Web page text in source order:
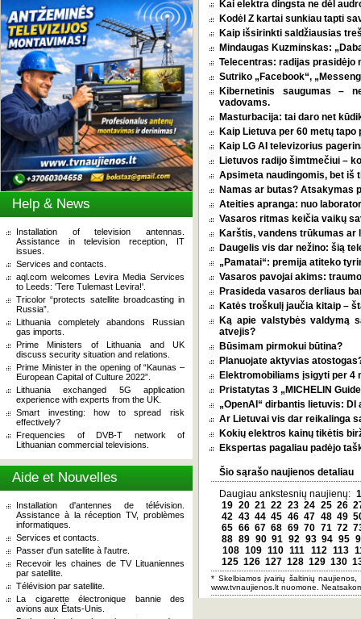
Help & News
Installation of television antennas.
Assistance in television reception, IT
issues.
Services and contacts.
aql.com welcomes Levira Media Services
to Leeds: 'Tere Tulemast Levira!'.
Tricolor “protects satellite broadcasting in
Russia”.
Lithuania completely abandons Russian
gas imports.
Prime Ministers of Lithuania and UK
discuss security situation and relations.
Prime Minister in the opening of “Kaunas –
European Capital of Culture 2022”.
Lithuania exchanged 5G application
experience with experts from the UK.
Smart investing: how to spread risk
effectively?
Frequencies of DVB-T network of
Lithuanian commercial televisions.
Aide et Nouvelles
Installation d'antennes de télévision.
Assistance à la réception TV, problèmes
informatiques.
Services et contacts.
Passer d'un satellite à l'autre.
Recevoir les chaines de TV Lituaniennes
par satellite.
Télévision par satellite.
La cigarette électronique bannie des
avions aux États-Unis.
Kai elektra dingsta ne dėl
Kodėl Z kartai sunkiau tapti
Kaip išsirinkti saldžiausias
Mindaugas Kuzminskas:
Telecentras: radijas prasidėjo
Sutriko „Facebook“,
Kibernetinis saugumas –
vadovams.
Masturbacija: tai daro net
Kaip Lietuva per 60 metų
Kaip LG AI televizorius
Lietuvos radijo šimtmečiui –
Apsimeta naudingomis, bet iš
Namas ar butas? Atsakymas
Ateities apranga: nuo
Vasaros ritmas keičia vaikų
Karštis, vandens trūkumas ar
Daugelis vis dar nežino: šią
„Pamatai“: premija atiteko
Vasaros pavojai akims:
Prasideda vasaros derliaus
Katės troškulį jaučia kitaip –
Ką apie valstybės valdymą
atvejis?
Būsimam pirmokui būtina?
Planuojate aktyvias
Elektromobiliams įsigyti per 4
Pristatytas 3 „MICHELIN
„OpenAI“ dirbantis lietuvis:
Ar Lietuvai vis dar reikalinga
Kokių elektros kainų tikėtis
Ekspertas pagaliau padėjo
Šio sąrašo naujienos detaliau
Daugiau ankstesnių naujienų: 1
19 20 21 22 23 24 25 26
42 43 44 45 46 47 48 49
65 66 67 68 69 70 71 72
88 89 90 91 92 93 94 95
108 109 110 111 112 113
125 126 127 128 129 130
* Skelbiamos įvairių šaltinių
www.tvnaujienos.lt nuomone.